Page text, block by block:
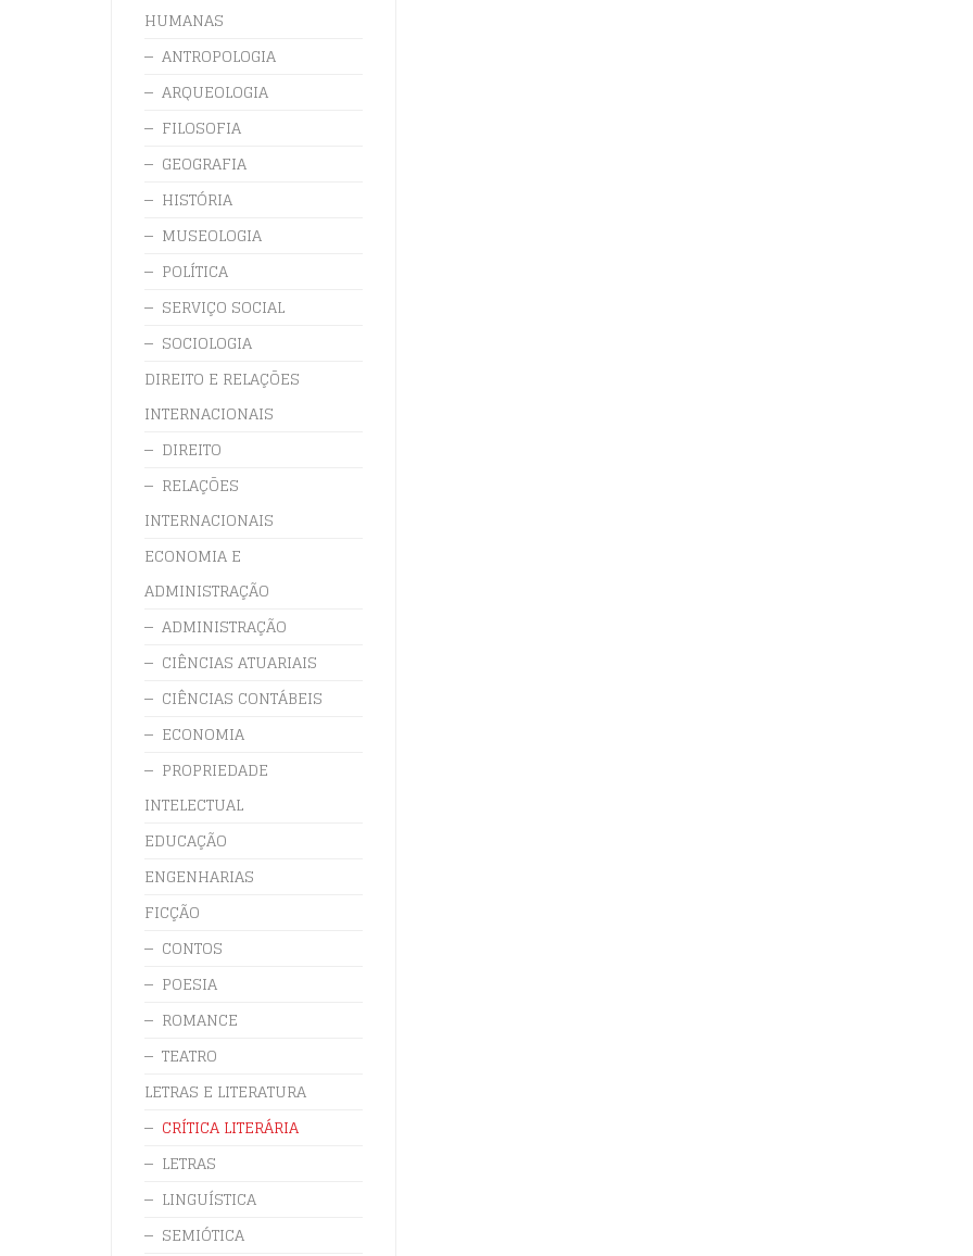
HUMANAS
ANTROPOLOGIA
ARQUEOLOGIA
FILOSOFIA
GEOGRAFIA
HISTÓRIA
MUSEOLOGIA
POLÍTICA
SERVIÇO SOCIAL
SOCIOLOGIA
DIREITO E RELAÇÕES
INTERNACIONAIS
DIREITO
RELAÇÕES
INTERNACIONAIS
ECONOMIA E
ADMINISTRAÇÃO
ADMINISTRAÇÃO
CIÊNCIAS ATUARIAIS
CIÊNCIAS CONTÁBEIS
ECONOMIA
PROPRIEDADE
INTELECTUAL
EDUCAÇÃO
ENGENHARIAS
FICÇÃO
CONTOS
POESIA
ROMANCE
TEATRO
LETRAS E LITERATURA
CRÍTICA LITERÁRIA
LETRAS
LINGUÍSTICA
SEMIÓTICA